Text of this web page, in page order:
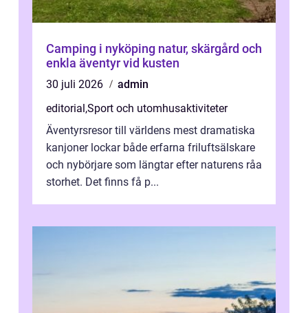
Camping i nyköping natur, skärgård och
enkla äventyr vid kusten
30 juli 2026
admin
editorial,Sport och utomhusaktiviteter
Äventyrsresor till världens mest dramatiska
kanjoner lockar både erfarna friluftsälskare
och nybörjare som längtar efter naturens råa
storhet. Det finns få p...